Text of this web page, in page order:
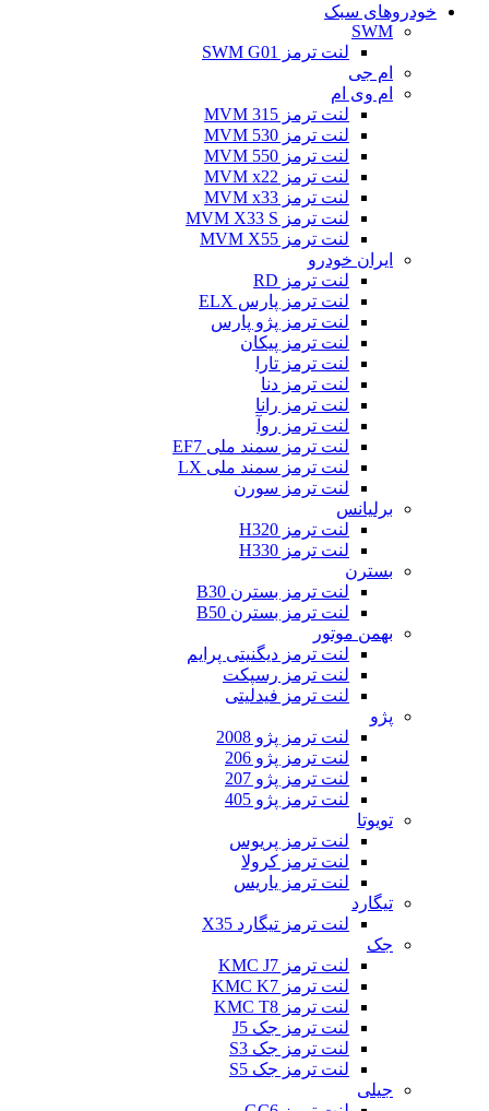
خودروهای سبک
SWM
لنت ترمز SWM G01
ام جی
ام وی ام
لنت ترمز MVM 315
لنت ترمز MVM 530
لنت ترمز MVM 550
لنت ترمز MVM x22
لنت ترمز MVM x33
لنت ترمز MVM X33 S
لنت ترمز MVM X55
ایران خودرو
لنت ترمز RD
لنت ترمز پارس ELX
لنت ترمز پژو پارس
لنت ترمز پیکان
لنت ترمز تارا
لنت ترمز دنا
لنت ترمز رانا
لنت ترمز روآ
لنت ترمز سمند ملی EF7
لنت ترمز سمند ملی LX
لنت ترمز سورن
برلیانس
لنت ترمز H320
لنت ترمز H330
بسترن
لنت ترمز بسترن B30
لنت ترمز بسترن B50
بهمن موتور
لنت ترمز دیگنیتی پرایم
لنت ترمز رسپکت
لنت ترمز فیدلیتی
پژو
لنت ترمز پژو 2008
لنت ترمز پژو 206
لنت ترمز پژو 207
لنت ترمز پژو 405
تویوتا
لنت ترمز پریوس
لنت ترمز کرولا
لنت ترمز یاریس
تیگارد
لنت ترمز تیگارد X35
جک
لنت ترمز KMC J7
لنت ترمز KMC K7
لنت ترمز KMC T8
لنت ترمز جک J5
لنت ترمز جک S3
لنت ترمز جک S5
جیلی